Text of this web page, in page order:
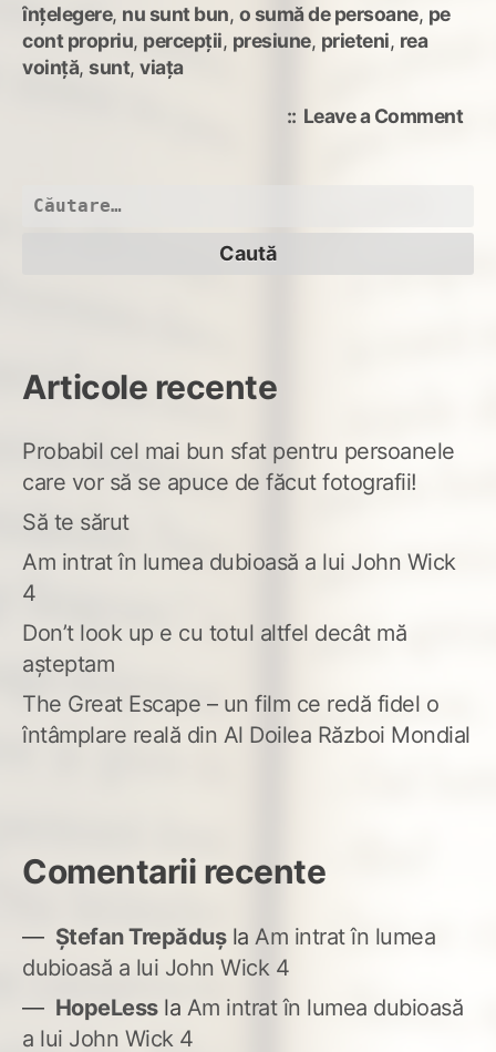
înțelegere, nu sunt bun, o sumă de persoane, pe
cont propriu, percepții, presiune, prieteni, rea
voință, sunt, viața
Leave a Commenton
Caută
Articole recente
Probabil cel mai bun sfat pentru persoanele
care vor să se apuce de făcut fotografii!
Să te sărut
Am intrat în lumea dubioasă a lui John Wick
4
Don’t look up e cu totul altfel decât mă
așteptam
The Great Escape – un film ce redă fidel o
întâmplare reală din Al Doilea Război Mondial
Comentarii recente
Ștefan Trepădușla Am intrat în lumea
dubioasă a lui John Wick 4
HopeLessla Am intrat în lumea dubioasă
a lui John Wick 4